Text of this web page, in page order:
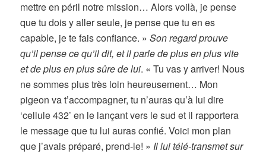
mettre en péril notre mission… Alors voilà, je pense
que tu dois y aller seule, je pense que tu en es
capable, je te fais confiance. »Son regard prouve
qu’il pense ce qu’il dit, et il parle de plus en plus vite
et de plus en plus sûre de lui. « Tu vas y arriver! Nous
ne sommes plus très loin heureusement… Mon
pigeon va t’accompagner, tu n’auras qu’à lui dire
‘cellule 432’ en le lançant vers le sud et il rapportera
le message que tu lui auras confié. Voici mon plan
que j’avais préparé, prend-le! » Il lui télé-transmet sur